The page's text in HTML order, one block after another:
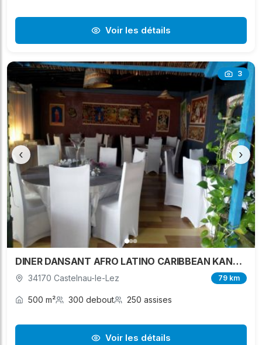
Voir les détails
3
‹ ›
DINER DANSANT AFRO LATINO CARIBBEAN KANJY EVENT
34170 Castelnau-le-Lez 79 km
500 m² 300 debout 250 assises
Voir les détails